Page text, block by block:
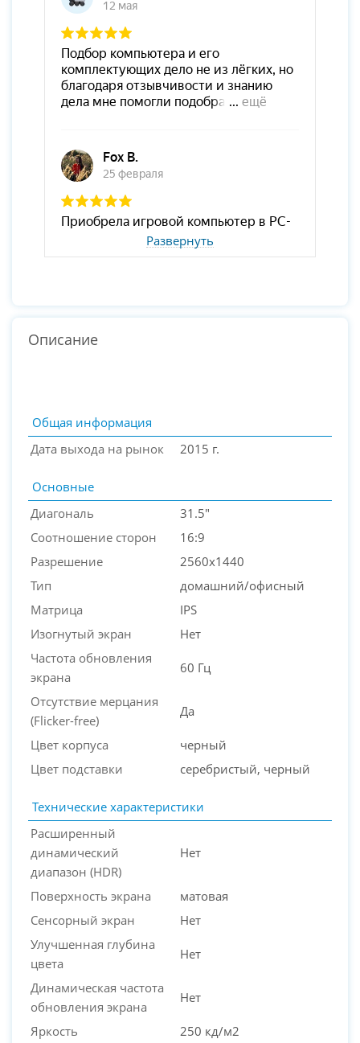
PC-Arena на карте Москвы — Яндекс Карты
Развернуть
Описание
Общая информация
Дата выхода на рынок
2015 г.
Основные
Диагональ
31.5"
Соотношение сторон
16:9
Разрешение
2560x1440
Тип
домашний/офисный
Матрица
IPS
Изогнутый экран
Нет
Частота обновления
экрана
60 Гц
Отсутствие мерцания
(Flicker-free)
Да
Цвет корпуса
черный
Цвет подставки
серебристый, черный
Технические характеристики
Расширенный
динамический
диапазон (HDR)
Нет
Поверхность экрана
матовая
Сенсорный экран
Нет
Улучшенная глубина
цвета
Нет
Динамическая частота
обновления экрана
Нет
Яркость 250 кд/м2